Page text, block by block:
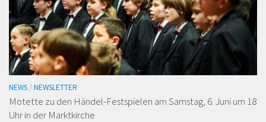
NEWS / NEWSLETTER
Motette zu den Händel-Festspielen am Samstag, 6. Juni um 18
Uhr in der Marktkirche